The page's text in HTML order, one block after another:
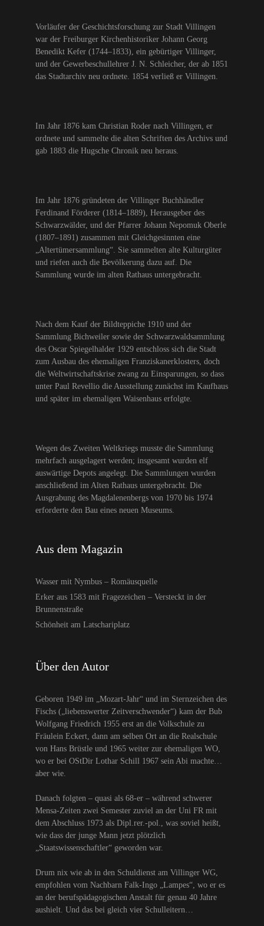
Vorläufer der Geschichtsforschung zur Stadt Villingen
war der Freiburger Kirchenhistoriker Johann Georg
Benedikt Kefer (1744–1833), ein gebürtiger Villinger,
und der Gewerbeschullehrer J. N. Schleicher, der ab 1851
das Stadtarchiv neu ordnete. 1854 verließ er Villingen.
Im Jahr 1876 kam Christian Roder nach Villingen, er
ordnete und sammelte die alten Schriften des Archivs und
gab 1883 die Hugsche Chronik neu heraus.
Im Jahr 1876 gründeten der Villinger Buchhändler
Ferdinand Förderer (1814–1889), Herausgeber des
Schwarzwälder, und der Pfarrer Johann Nepomuk Oberle
(1807–1891) zusammen mit Gleichgesinnten eine
„Altertümersammlung“. Sie sammelten alte Kulturgüter
und riefen auch die Bevölkerung dazu auf. Die
Sammlung wurde im alten Rathaus untergebracht.
Nach dem Kauf der Bildteppiche 1910 und der
Sammlung Bichweiler sowie der Schwarzwaldsammlung
des Oscar Spiegelhalder 1929 entschloss sich die Stadt
zum Ausbau des ehemaligen Franziskanerklosters, doch
die Weltwirtschaftskrise zwang zu Einsparungen, so dass
unter Paul Revellio die Ausstellung zunächst im Kaufhaus
und später im ehemaligen Waisenhaus erfolgte.
Wegen des Zweiten Weltkriegs musste die Sammlung
mehrfach ausgelagert werden; insgesamt wurden elf
auswärtige Depots angelegt. Die Sammlungen wurden
anschließend im Alten Rathaus untergebracht. Die
Ausgrabung des Magdalenenbergs von 1970 bis 1974
erforderte den Bau eines neuen Museums.
Aus dem Magazin
Wasser mit Nymbus – Romäusquelle
Erker aus 1583 mit Fragezeichen – Versteckt in der
Brunnenstraße
Schönheit am Latschariplatz
Über den Autor
Geboren 1949 im „Mozart-Jahr“ und im Sternzeichen des
Fischs („liebenswerter Zeitverschwender“) kam der Bub
Wolfgang Friedrich 1955 erst an die Volkschule zu
Fräulein Eckert, dann am selben Ort an die Realschule
von Hans Brüstle und 1965 weiter zur ehemaligen WO,
wo er bei OStDir Lothar Schill 1967 sein Abi machte…
aber wie.
Danach folgten – quasi als 68-er – während schwerer
Mensa-Zeiten zwei Semester zuviel an der Uni FR mit
dem Abschluss 1973 als Dipl.rer.-pol., was soviel heißt,
wie dass der junge Mann jetzt plötzlich
„Staatswissenschaftler“ geworden war.
Drum nix wie ab in den Schuldienst am Villinger WG,
empfohlen vom Nachbarn Falk-Ingo „Lampes“, wo er es
an der berufspädagogischen Anstalt für genau 40 Jahre
aushielt. Und das bei gleich vier Schulleitern…